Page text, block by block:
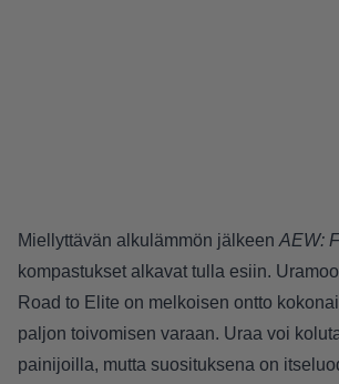
Miellyttävän alkulämmön jälkeen AEW:
kompastukset alkavat tulla esiin.
Road to Elite on melkoisen ontto
paljon toivomisen varaan. Uraa voi
painijoilla, mutta suosituksena on